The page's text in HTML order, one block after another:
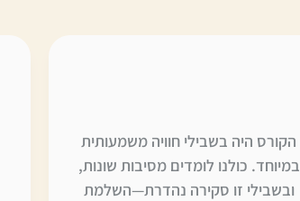
הקורס היה בשבילי חוויה משמעותית
במיוחד. כולנו לומדים מסיבות שונות,
ובשבילי זו סקירה נהדרת—השלמת